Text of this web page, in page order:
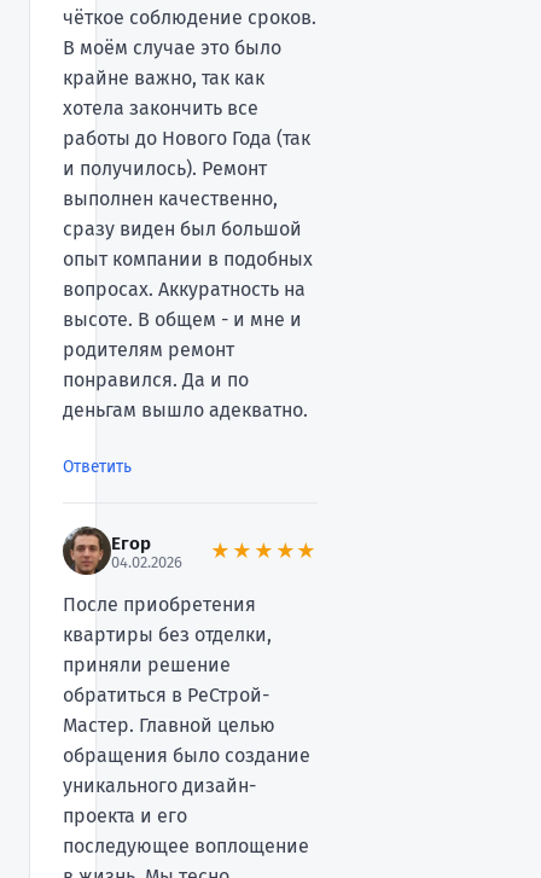
чёткое соблюдение сроков.
В моём случае это было
крайне важно, так как
хотела закончить все
работы до Нового Года (так
и получилось). Ремонт
выполнен качественно,
сразу виден был большой
опыт компании в подобных
вопросах. Аккуратность на
высоте. В общем - и мне и
родителям ремонт
понравился. Да и по
деньгам вышло адекватно.
Ответить
Егор
04.02.2026 ★★★★★
После приобретения
квартиры без отделки,
приняли решение
обратиться в РеСтрой-
Мастер. Главной целью
обращения было создание
уникального дизайн-
проекта и его
последующее воплощение